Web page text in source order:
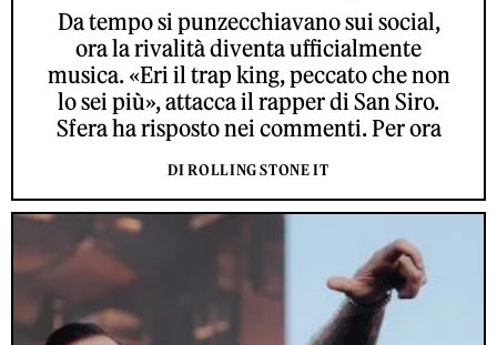
Da tempo si punzecchiavano sui social,
ora la rivalità diventa ufficialmente
musica. «Eri il trap king, peccato che non
lo sei più», attacca il rapper di San Siro.
Sfera ha risposto nei commenti. Per ora
DI ROLLING STONE IT